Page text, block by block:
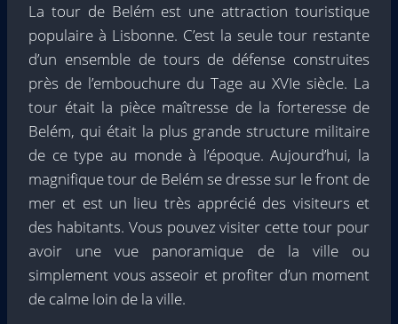
La tour de Belém est une attraction touristique
populaire à Lisbonne. C’est la seule tour restante
d’un ensemble de tours de défense construites
près de l’embouchure du Tage au XVIe siècle. La
tour était la pièce maîtresse de la forteresse de
Belém, qui était la plus grande structure militaire
de ce type au monde à l’époque. Aujourd’hui, la
magnifique tour de Belém se dresse sur le front de
mer et est un lieu très apprécié des visiteurs et
des habitants. Vous pouvez visiter cette tour pour
avoir une vue panoramique de la ville ou
simplement vous asseoir et profiter d’un moment
de calme loin de la ville.